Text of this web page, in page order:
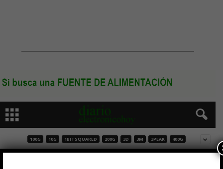
100G 10G 1BITSQUARED 200G 3D 3M 3PEAK 400G